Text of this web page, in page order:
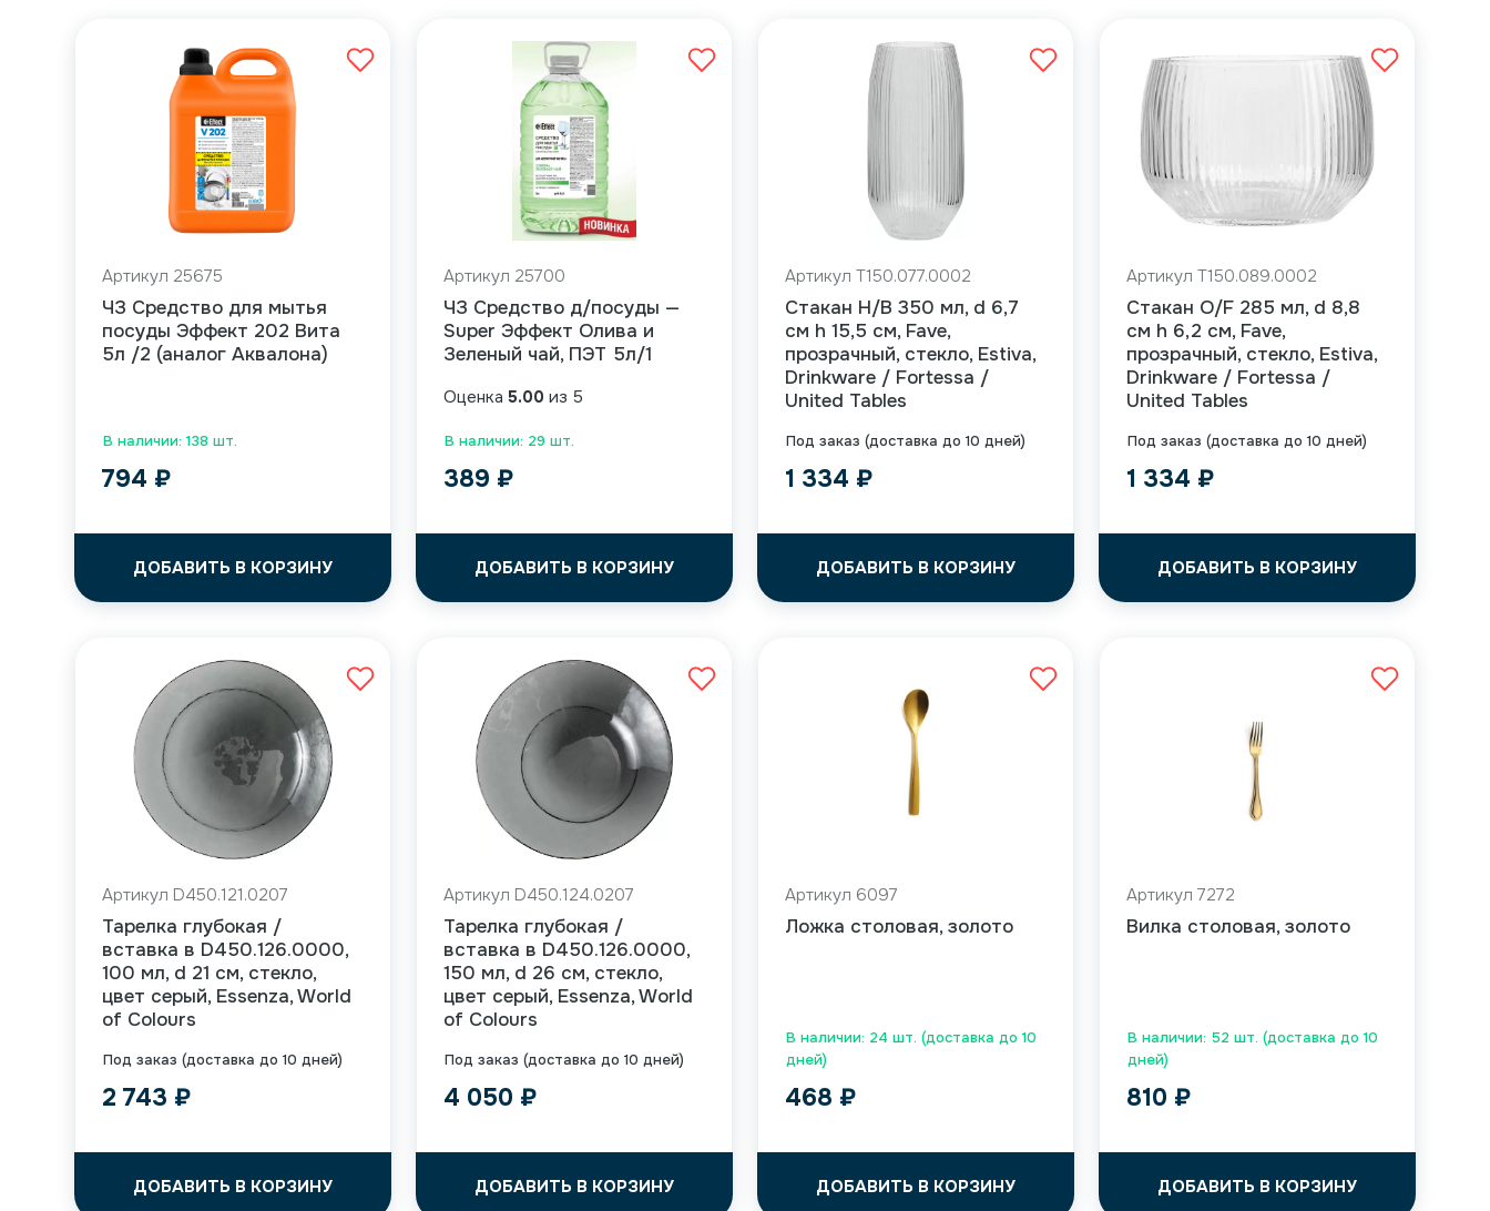
В наличии: 138 шт.
Артикул 25675
ЧЗ Средство для мытья
посуды Эффект 202 Вита
5л /2 (аналог Аквалона)
794 ₽
ДОБАВИТЬ В КОРЗИНУ
В наличии: 29 шт.
Артикул 25700
ЧЗ Средство д/посуды —
Super Эффект Олива и
Зеленый чай, ПЭТ 5л/1
Оценка5.00 из 5
389 ₽
ДОБАВИТЬ В КОРЗИНУ
Под заказ (доставка до 10 дней)
Артикул T150.077.0002
Стакан H/B 350 мл, d 6,7
см h 15,5 см, Fave,
прозрачный, стекло, Estiva,
Drinkware / Fortessa /
United Tables
1 334 ₽
ДОБАВИТЬ В КОРЗИНУ
Под заказ (доставка до 10 дней)
Артикул T150.089.0002
Стакан O/F 285 мл, d 8,8
см h 6,2 см, Fave,
прозрачный, стекло, Estiva,
Drinkware / Fortessa /
United Tables
1 334 ₽
ДОБАВИТЬ В КОРЗИНУ
Под заказ (доставка до 10 дней)
Артикул D450.121.0207
Тарелка глубокая /
вставка в D450.126.0000,
100 мл, d 21 см, стекло,
цвет серый, Essenza, World
of Colours
2 743 ₽
ДОБАВИТЬ В КОРЗИНУ
Под заказ (доставка до 10 дней)
Артикул D450.124.0207
Тарелка глубокая /
вставка в D450.126.0000,
150 мл, d 26 см, стекло,
цвет серый, Essenza, World
of Colours
4 050 ₽
ДОБАВИТЬ В КОРЗИНУ
В наличии: 24 шт. (доставка до 10
дней)
Артикул 6097
Ложка столовая, золото
468 ₽
ДОБАВИТЬ В КОРЗИНУ
В наличии: 52 шт. (доставка до 10
дней)
Артикул 7272
Вилка столовая, золото
810 ₽
ДОБАВИТЬ В КОРЗИНУ